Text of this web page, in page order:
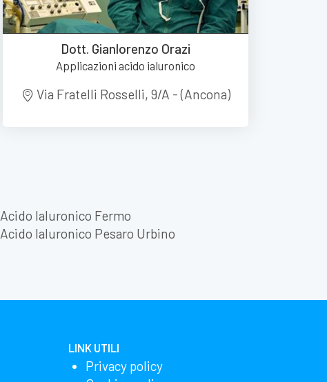
Dott. Gianlorenzo Orazi
Applicazioni acido ialuronico
Via Fratelli Rosselli, 9/A - (Ancona)
Acido Ialuronico Fermo
Acido Ialuronico Pesaro Urbino
LINK UTILI
Privacy policy